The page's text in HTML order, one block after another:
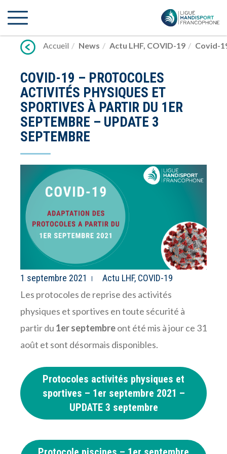
vers
Accueil
News Actu LHF, COVID-19 Covid-
COVID-19 – PROTOCOLES
ACTIVITÉS PHYSIQUES ET
SPORTIVES À PARTIR DU 1ER
SEPTEMBRE – UPDATE 3
SEPTEMBRE
1 septembre 2021 Actu LHF, COVID-19
Les protocoles de reprise des activités
physiques et sportives en toute sécurité à
partir du 1er septembreont été mis à jour ce 31
août et sont désormais disponibles.
Protocoles activités physiques et
sportives – 1er septembre 2021 –
UPDATE 3 septembre